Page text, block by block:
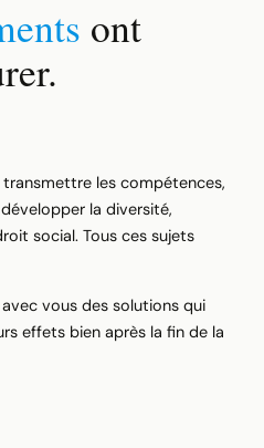
ont
transmettre les compétences,
la diversité,
social. Tous ces sujets
vous des solutions qui
effets bien après la fin de la